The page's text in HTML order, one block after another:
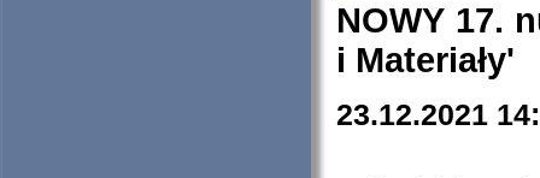
NOWY 17.
i Materiały'
23.12.2021